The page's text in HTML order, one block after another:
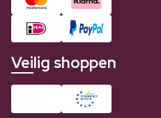
Veilig shoppen